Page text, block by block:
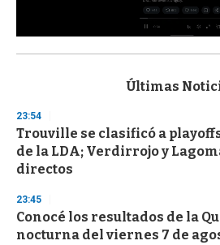
s
d
s
o
f
3
s
e
c
o
Últimas
23:54
Trouville se clasificó a
de la LDA; Verdirrojo y
directos
23:45
Conocé los resultados de la
nocturna del viernes 7 de